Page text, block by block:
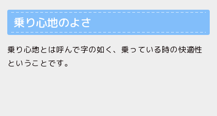
乗り心地のよさ
乗り心地とは呼んで字の如く、乗っている時の快適性
ということです。